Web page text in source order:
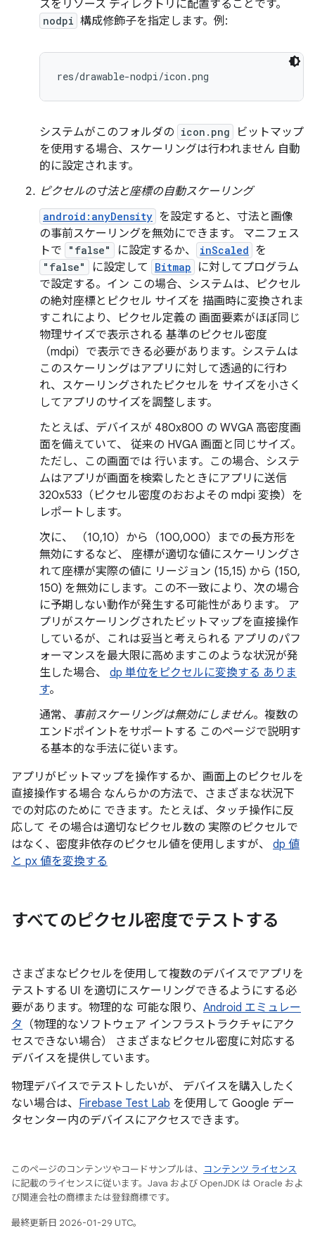
スをリソース ディレクトリに配置することです。
nodpi 構成修飾子を指定します。例:
res/drawable-nodpi/icon.png
システムがこのフォルダの icon.png
ビットマップ
を使用する場合、スケーリングは行われません 自動
的に設定されます。
ピクセルの寸法と座標の自動スケーリング
android:anyDensity を設定すると、寸法と画像
の事前スケーリングを無効にできます。 マニフェス
トで
"false" に設定するか、 inScaled を
"false" に設定して Bitmap
に対してプログラム
で設定する。イン この場合、システムは、ピクセル
の絶対座標とピクセル サイズを 描画時に変換されま
すこれにより、ピクセル定義の 画面要素がほぼ同じ
物理サイズで表示される 基準のピクセル密度
（mdpi）で表示できる必要があります。システムは
このスケーリングはアプリに対して透過的に行わ
れ、スケーリングされたピクセルを サイズを小さく
してアプリのサイズを調整します。
たとえば、デバイスが 480x800 の WVGA 高密度画
面を備えていて、 従来の HVGA 画面と同じサイズ。
ただし、この画面では 行います。この場合、システ
ムはアプリが画面を検索したときにアプリに送信
320x533（ピクセル密度のおおよその mdpi 変換）を
レポートします。
次に、 （10,10）から（100,000）までの長方形を
無効にするなど、 座標が適切な値にスケーリングさ
れて座標が実際の値に リージョン (15,15) から (150,
150) を無効にします。この不一致により、次の場合
に予期しない動作が発生する可能性があります。 ア
プリがスケーリングされたビットマップを直接操作
しているが、これは妥当と考えられる アプリのパフ
ォーマンスを最大限に高めますこのような状況が発
生した場合、 dp 単位をピクセルに変換する ありま
す。
通常、 事前スケーリングは無効にしません。複数の
エンドポイントをサポートする このページで説明す
る基本的な手法に従います。
アプリがビットマップを操作するか、画面上のピクセルを
直接操作する場合 なんらかの方法で、さまざまな状況下
での対応のために できます。たとえば、タッチ操作に反
応して その場合は適切なピクセル数の 実際のピクセルで
はなく、密度非依存のピクセル値を使用しますが、 dp 値
と px 値を変換する
すべてのピクセル密度でテストする
さまざまなピクセルを使用して複数のデバイスでアプリを
テストする UI を適切にスケーリングできるようにする必
要があります。物理的な 可能な限り、 Android エミュレー
タ （物理的なソフトウェア インフラストラクチャにアク
セスできない場合） さまざまなピクセル密度に対応する
デバイスを提供しています。
物理デバイスでテストしたいが、 デバイスを購入したく
ない場合は、 Firebase Test Lab を使用して Google デー
タセンター内のデバイスにアクセスできます。
このページのコンテンツやコードサンプルは、
コンテンツ ライセンス
に記載のライセンスに従います。Java および OpenJDK は Oracle およ
び関連会社の商標または登録商標です。
最終更新日 2026-01-29 UTC。